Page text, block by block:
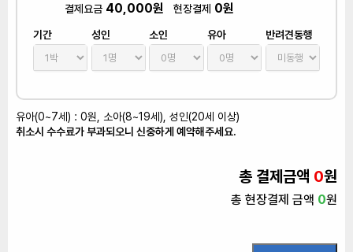
결제요금 40,000원 현장결제 0원
기간 성인 소인 유아 반려견동행
유아(0~7세) : 0원, 소아(8~19세), 성인(20세 이상)
취소시 수수료가 부과되오니 신중하게 예약해주세요.
총 결제금액 0원
총 현장결제 금액 0원